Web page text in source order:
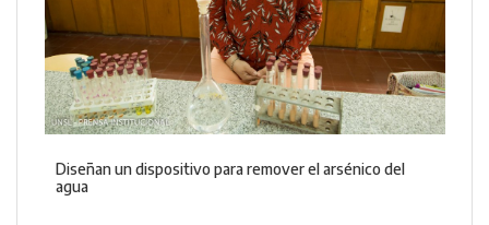
Diseñan un dispositivo para remover el arsénico del
agua